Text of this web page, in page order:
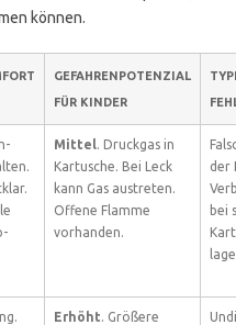
können.
GEFAHRENPOTENZIAL
FÜR KINDER
Mittel. Druckgas in
Kartusche. Bei Leck
kann Gas austreten.
Offene Flamme
vorhanden.
der
bei
Erhöht. Größere